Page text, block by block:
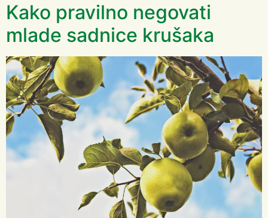
Kako pravilno negovati
mlade sadnice krušaka